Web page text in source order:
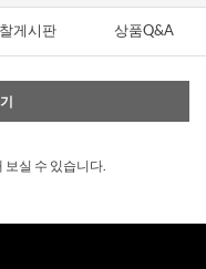
게시판 상품Q&A
실 수 있습니다.